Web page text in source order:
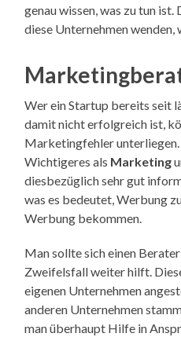
genau wissen, was zu tun ist.
diese Unternehmen
Wer ein Startup bereits seit
damit nicht erfolgreich ist,
Marketingfehler
Wichtigeres als Marketing
diesbezüglich sehr gut
was es bedeutet, Werbung
Werbung bekommen.
Man sollte sich einen
Zweifelsfall weiter hilft.
eigenen Unternehmen
anderen Unternehmen
man überhaupt Hilfe in